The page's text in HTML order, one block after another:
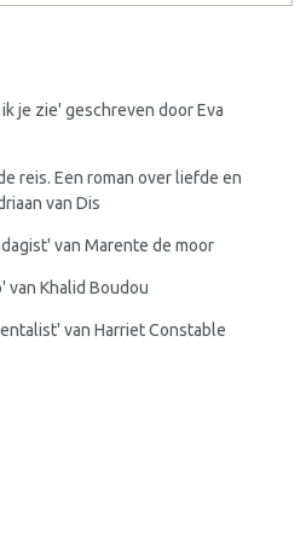
je zie' geschreven door Eva
reis. Een roman over liefde en
van Dis
van Marente de moor
van Khalid Boudou
van Harriet Constable